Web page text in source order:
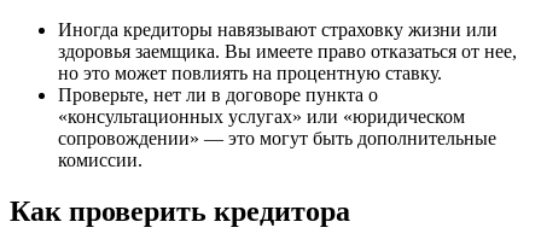
Иногда кредиторы навязывают страховку жизни или
здоровья заемщика. Вы имеете право отказаться от нее,
но это может повлиять на процентную ставку.
Проверьте, нет ли в договоре пункта о
«консультационных услугах» или «юридическом
сопровождении» — это могут быть дополнительные
комиссии.
Как проверить кредитора